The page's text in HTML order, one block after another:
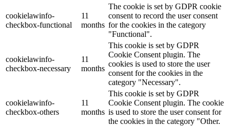
cookielawinfo-
checkbox-functional
11
months
The cookie is set by GDPR cookie
consent to record the user consent
for the cookies in the category
"Functional".
cookielawinfo-
checkbox-necessary
11
months
This cookie is set by GDPR
Cookie Consent plugin. The
cookies is used to store the user
consent for the cookies in the
category "Necessary".
cookielawinfo-
checkbox-others
11
months
This cookie is set by GDPR
Cookie Consent plugin. The cookie
is used to store the user consent for
the cookies in the category "Other.